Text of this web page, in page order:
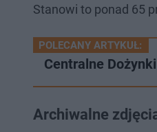
Stanowi to ponad 65
POLECANY ARTYKUŁ:
Centralne
Archiwalne